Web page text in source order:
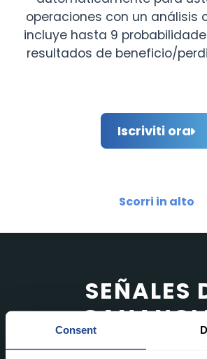
Consent
operaciones con un análisis
incluye hasta 9
resultados de beneficio/
Iscriviti ora
Scorri in alto
SEÑALES